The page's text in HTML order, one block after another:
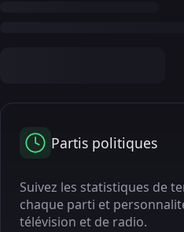
Partis politiques
Suivez les statistiques de
chaque parti et
télévision et de radio.